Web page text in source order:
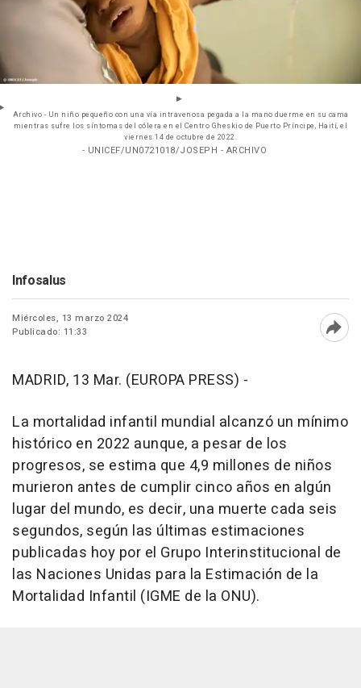
Archivo - Un niño pequeño con una vía intravenosa pegada a la mano duerme en su cama
mientras sufre los síntomas del cólera en el Centro Gheskio de Puerto Príncipe, Haití, el
viernes 14 de octubre de 2022.
- UNICEF/UN0721018/JOSEPH - ARCHIVO
Infosalus
Miércoles, 13 marzo 2024
Publicado: 11:33
MADRID, 13 Mar. (EUROPA PRESS) -
La mortalidad infantil mundial alcanzó un mínimo
histórico en 2022 aunque, a pesar de los
progresos, se estima que 4,9 millones de niños
murieron antes de cumplir cinco años en algún
lugar del mundo, es decir, una muerte cada seis
segundos, según las últimas estimaciones
publicadas hoy por el Grupo Interinstitucional de
las Naciones Unidas para la Estimación de la
Mortalidad Infantil (IGME de la ONU).